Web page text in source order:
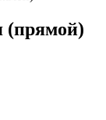
(прямой)